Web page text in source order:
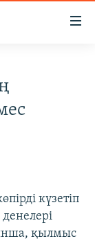
күзетіп
қылмыс